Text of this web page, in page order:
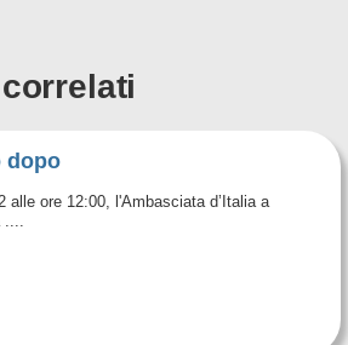
dopo
alle ore 12:00, l'Ambasciata d’Italia a